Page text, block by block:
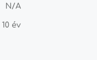
N/A
10 év